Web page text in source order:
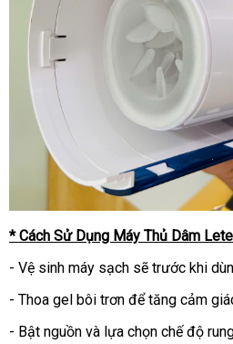
* Cách Sử Dụng Máy Thủ Dâm
- Vệ sinh máy sạch sẽ trước khi
- Thoa gel bôi trơn để tăng cảm
- Bật nguồn và lựa chọn chế độ